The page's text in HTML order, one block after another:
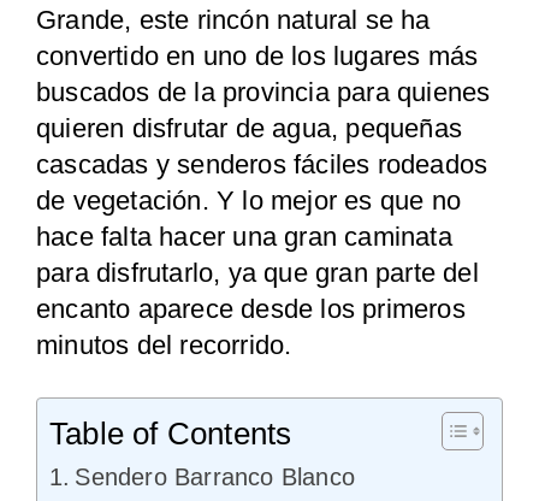
Grande, este rincón natural se ha
convertido en uno de los lugares más
buscados de la provincia para quienes
quieren disfrutar de agua, pequeñas
cascadas y senderos fáciles rodeados
de vegetación. Y lo mejor es que no
hace falta hacer una gran caminata
para disfrutarlo, ya que gran parte del
encanto aparece desde los primeros
minutos del recorrido.
Table of Contents
Sendero Barranco Blanco